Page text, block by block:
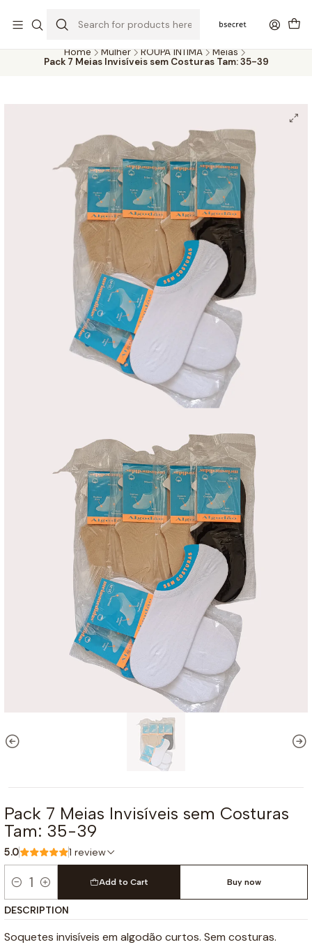
A 5 DIAS
Home Mulher ROUPA ÍNTIMA
Meias
Pack 7 Meias Invisíveis sem Costuras Tam: 35-39
Pack 7 Meias Invisíveis sem Costuras
Tam: 35-39
5.0 1 review
Quantity
Add to Cart Buy now
DESCRIPTION
Soquetes invisíveis em algodão curtos. Sem costuras.